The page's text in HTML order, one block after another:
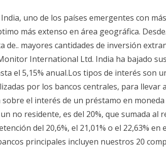
uno de los países emergentes con
más extenso en área geográfica.
de.. mayores cantidades de inversión
International Ltd. India ha bajado
el 5,15% anual.Los tipos de interés son
por los bancos centrales, para llevar
sobre el interés de un préstamo en
no residente, es del 20%, que sumada al
del 20,6%, el 21,01% o el 22,63% en
principales incluyen nuestros 20